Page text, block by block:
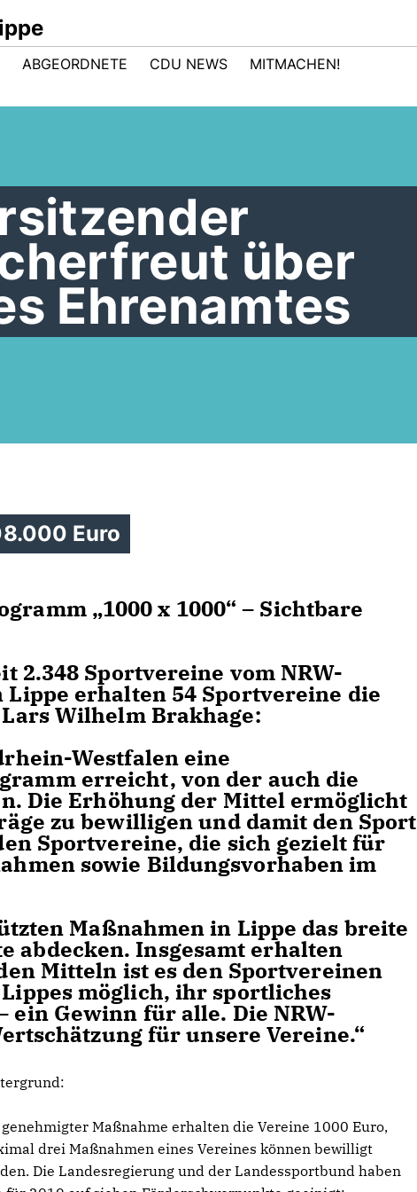
ABGEORDNETE CDU NEWS MITMACHEN!
über
Ehrenamtes
Euro
„1000 x 1000“ – Sichtbare
2.348 Sportvereine vom NRW-
Lippe erhalten 54 Sportvereine die
Wilhelm Brakhage:
Westfalen eine
erreicht, von der auch die
Die Erhöhung der Mittel ermöglicht
zu bewilligen und damit den Sport
Sportvereine, die sich gezielt für
sowie Bildungsvorhaben im
Maßnahmen in Lippe das breite
abdecken. Insgesamt erhalten
Mitteln ist es den Sportvereinen
möglich, ihr sportliches
ein Gewinn für alle. Die NRW-
für unsere Vereine.“
Maßnahme erhalten die Vereine 1000 Euro,
drei Maßnahmen eines Vereines können bewilligt
Die Landesregierung und der Landessportbund haben